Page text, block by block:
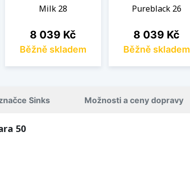
Milk 28
Cena
8 039 Kč
Běžně skladem
Pureblack 26
Cena
8 039 Kč
Běžně skladem
Sinks Možnosti a ceny dopravy
50